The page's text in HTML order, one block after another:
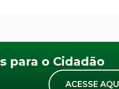
para o Cidadão
ACESSE AQUI